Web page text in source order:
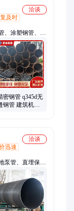
洽谈
及时
、涂塑钢管、螺
防腐螺旋钢管、
管、无缝钢管、
缝钢管、钢材、
管、无缝管
密钢管 q345d无
钢管 建筑机械
洽谈
迅速
泵管、直埋保温
温钢管、涂塑钢
抗涂塑复合钢
旋焊管生产、防
磨弯头、泵车耐